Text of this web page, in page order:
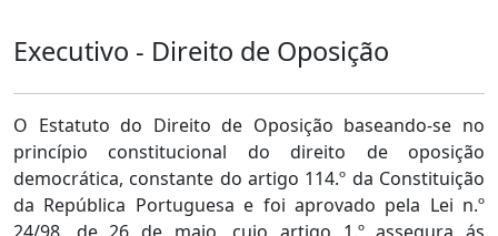
Executivo - Direito de Oposição
O Estatuto do Direito de Oposição baseando-se no
princípio constitucional do direito de oposição
democrática, constante do artigo 114.º da Constituição
da República Portuguesa e foi aprovado pela Lei n.º